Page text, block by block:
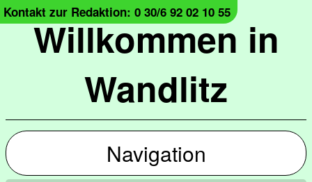
Willkommen in
Wandlitz
Kontakt zur Redaktion: 0 30/6 92 02 10 55
Navigation